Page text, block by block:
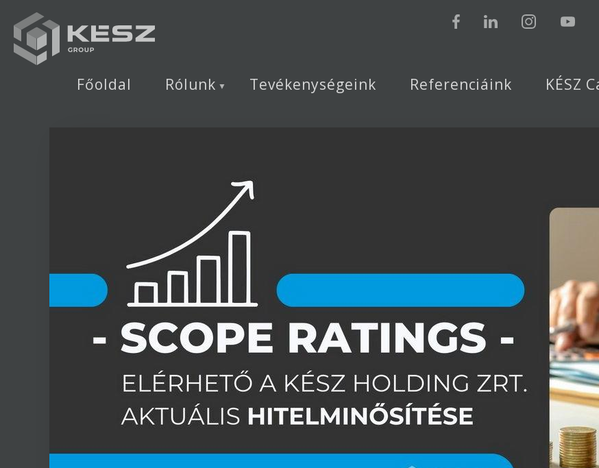
Ugrás
tartalomra
Főoldal Rólunk Tevékenységeink Referenciáink KÉSZ